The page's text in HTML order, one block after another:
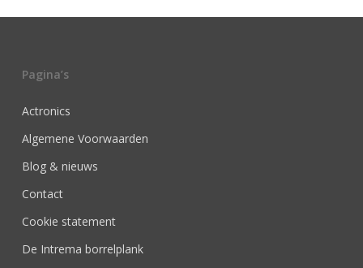
Pagina’s
Actronics
Algemene Voorwaarden
Blog & nieuws
Contact
Cookie statement
De Intrema borrelplank